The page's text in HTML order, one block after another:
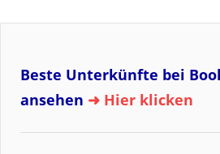
Beste Unterkünfte bei
ansehen ➜ Hier klicken